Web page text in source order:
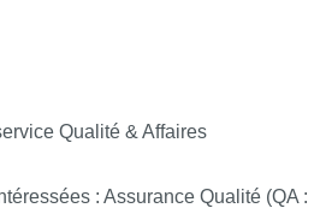
jusqu'à la fin de vie du produit, pour
réglementation.
Qualité & Affaires
: Assurance Qualité (QA :